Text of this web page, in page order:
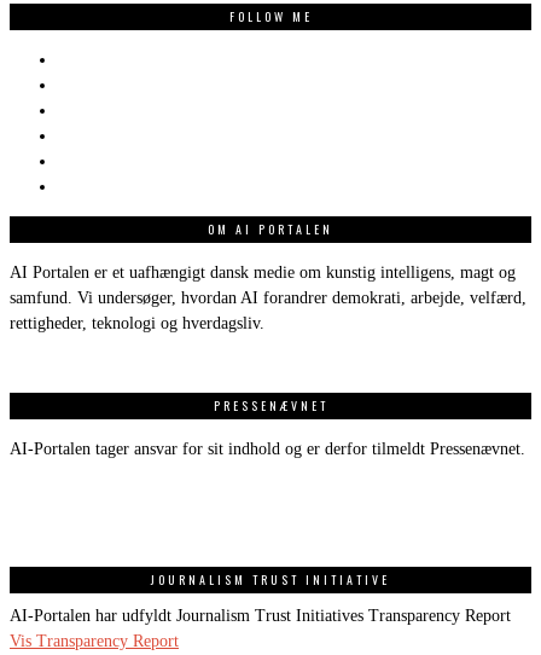
FOLLOW ME
OM AI PORTALEN
AI Portalen er et uafhængigt dansk medie om kunstig intelligens, magt og
samfund. Vi undersøger, hvordan AI forandrer demokrati, arbejde, velfærd,
rettigheder, teknologi og hverdagsliv.
PRESSENÆVNET
AI-Portalen tager ansvar for sit indhold og er derfor tilmeldt Pressenævnet.
JOURNALISM TRUST INITIATIVE
AI-Portalen har udfyldt Journalism Trust Initiatives Transparency Report
Vis Transparency Report